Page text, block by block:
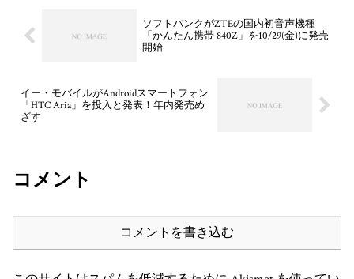
ソフトバンクがZTEの国内初音声機種
「かんたん携帯 840Z」を10/29(金)に発売
開始
イー・モバイルがAndroidスマートフォン
「HTC Aria」を投入と発表！年内発売め
ざす
コメント
コメントを書き込む